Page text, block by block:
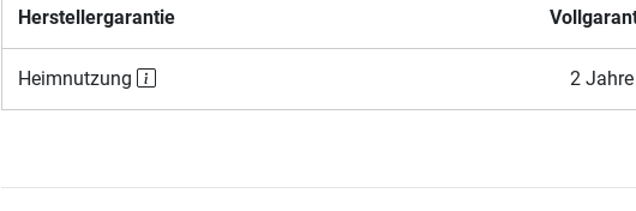
Herstellergarantie
Heimnutzung 2 Jahre